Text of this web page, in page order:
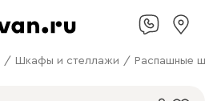
/ Шкафы и стеллажи / Распашные